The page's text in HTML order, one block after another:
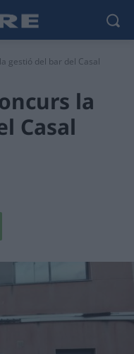
gestió del bar del Casal
la
Casal